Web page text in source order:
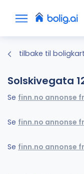
tilbake til boligkart
Solskivegata
Se finn.no annonse
Se finn.no annonse
Se finn.no annonse